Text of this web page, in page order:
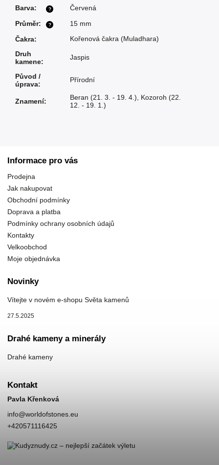
?
Barva: Červená
?
Průměr:
15 mm
Čakra:
Kořenová čakra (Muladhara)
Druh
kamene:
Jaspis
Původ /
úprava:
Přírodní
Znamení: Beran (21. 3. - 19. 4.)
Kozoroh (22.
12. - 19. 1.)
Informace pro vás
Prodejna
Jak nakupovat
Obchodní podmínky
Doprava a platba
Podmínky ochrany osobních údajů
Kontakty
Velkoobchod
Moje objednávka
Novinky
Vítejte v novém e-shopu Světa kamenů
27.5.2025
Drahé kameny a minerály
Drahé kameny
Kontakt
Pavla Křenková
info@worldofstones.eu
+420571116425